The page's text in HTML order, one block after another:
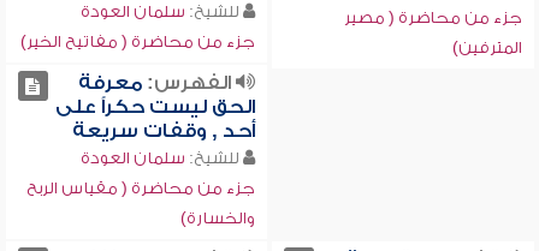
جزء من محاضرة ( مصير
المترفين)
للشيخ: سلمان العودة
جزء من محاضرة ( مفاتيح الخير)
الفهرس:معرفة
الحق ليست حكراً على
أحد , وقفات سريعة
للشيخ: سلمان العودة
جزء من محاضرة ( مقياس الربح
والخسارة)